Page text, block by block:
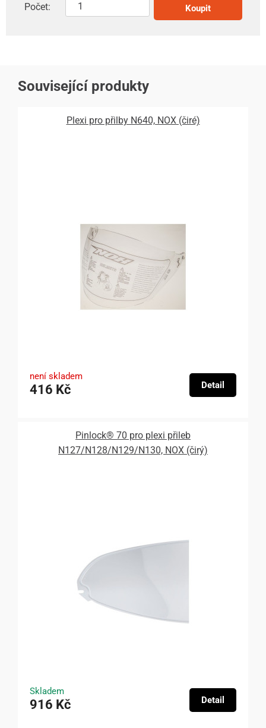
Počet: Koupit
Související produkty
Plexi pro přilby N640, NOX (čiré)
není skladem
416 Kč Detail
Pinlock® 70 pro plexi přileb
N127/N128/N129/N130, NOX (čirý)
Skladem
916 Kč Detail